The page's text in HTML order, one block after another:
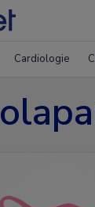
Cardiologie